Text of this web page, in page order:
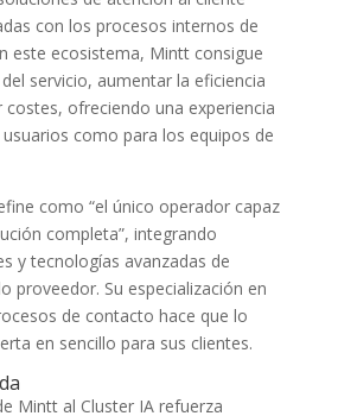
con los procesos internos de
este ecosistema, Mintt consigue
servicio, aumentar la eficiencia
costes, ofreciendo una experiencia
como para los equipos de
como “el único operador capaz
completa”, integrando
y tecnologías avanzadas de
proveedor. Su especialización en
de contacto hace que lo
en sencillo para sus clientes.
Mintt al Cluster IA refuerza